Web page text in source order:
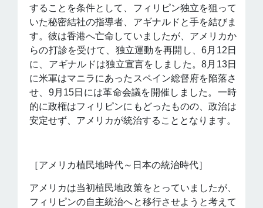
することを条件として、フィリピン独立を狙って
いた秘密結社の指導者、アギナルドと手を結びま
す。彼は香港へ亡命していましたが、アメリカか
らの打診を受けて、独立運動を再開し、6月12日
に、アギナルドは独立宣言をしました。8月13日
に米軍はマニラにあったスペイン総督府を陥落さ
せ、9月15日には革命会議を開催しました。一時
的に政権はフィリピンにもどったものの、政治は
安定せず、アメリカが統治することとなります。
［アメリカ植民地時代～日本の統治時代］
アメリカは当初植民地政策をとっていましたが、
フィリピンの自主統治へと移行させようと考えて